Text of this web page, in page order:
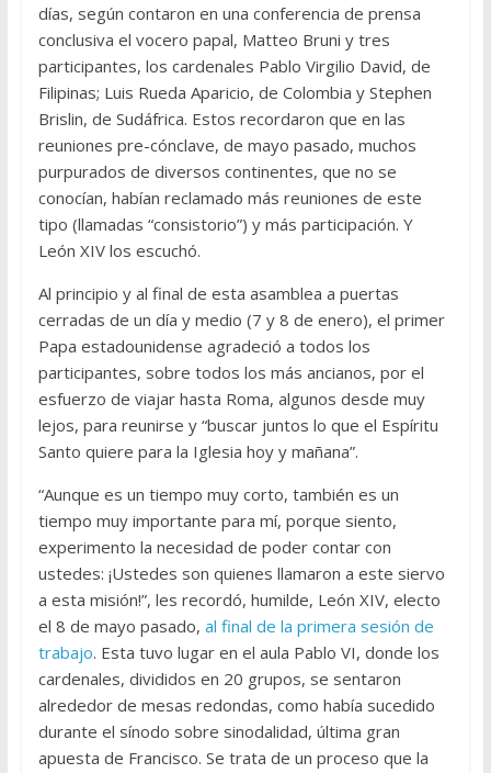
días, según contaron en una conferencia de prensa
conclusiva el vocero papal, Matteo Bruni y tres
participantes, los cardenales Pablo Virgilio David, de
Filipinas; Luis Rueda Aparicio, de Colombia y Stephen
Brislin, de Sudáfrica. Estos recordaron que en las
reuniones pre-cónclave, de mayo pasado, muchos
purpurados de diversos continentes, que no se
conocían, habían reclamado más reuniones de este
tipo (llamadas “consistorio”) y más participación. Y
León XIV los escuchó.
Al principio y al final de esta asamblea a puertas
cerradas de un día y medio (7 y 8 de enero), el primer
Papa estadounidense agradeció a todos los
participantes, sobre todos los más ancianos, por el
esfuerzo de viajar hasta Roma, algunos desde muy
lejos, para reunirse y “buscar juntos lo que el Espíritu
Santo quiere para la Iglesia hoy y mañana”.
“Aunque es un tiempo muy corto, también es un
tiempo muy importante para mí, porque siento,
experimento la necesidad de poder contar con
ustedes: ¡Ustedes son quienes llamaron a este siervo
a esta misión!”, les recordó, humilde, León XIV, electo
el 8 de mayo pasado, al final de la primera sesión de
trabajo. Esta tuvo lugar en el aula Pablo VI, donde los
cardenales, divididos en 20 grupos, se sentaron
alrededor de mesas redondas, como había sucedido
durante el sínodo sobre sinodalidad, última gran
apuesta de Francisco. Se trata de un proceso que la